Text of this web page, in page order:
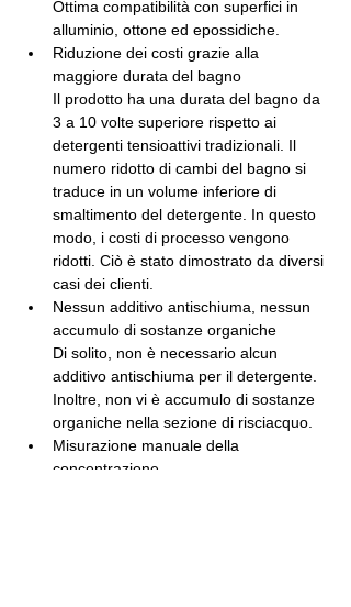
Ottima compatibilità con superfici in
alluminio, ottone ed epossidiche.
Riduzione dei costi grazie alla
maggiore durata del bagno
Il prodotto ha una durata del bagno da
3 a 10 volte superiore rispetto ai
detergenti tensioattivi tradizionali. Il
numero ridotto di cambi del bagno si
traduce in un volume inferiore di
smaltimento del detergente. In questo
modo, i costi di processo vengono
ridotti. Ciò è stato dimostrato da diversi
casi dei clienti.
Nessun additivo antischiuma, nessun
accumulo di sostanze organiche
Di solito, non è necessario alcun
additivo antischiuma per il detergente.
Inoltre, non vi è accumulo di sostanze
organiche nella sezione di risciacquo.
Misurazione manuale della
concentrazione